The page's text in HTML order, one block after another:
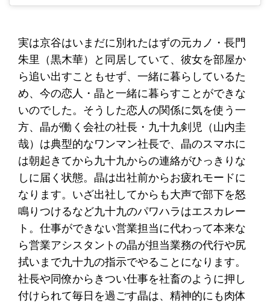
実は京谷はいまだに別れたはずの元カノ・長門
朱里（黒木華）と同居していて、彼女を部屋か
ら追い出すこともせず、一緒に暮らしているた
め、今の恋人・晶と一緒に暮らすことができな
いのでした。そうした恋人の関係に気を使う一
方、晶が働く会社の社長・九十九剣児（山内圭
哉）は典型的なワンマン社長で、晶のスマホに
は朝起きてから九十九からの連絡がひっきりな
しに届く状態。晶は出社前からお疲れモードに
なります。いざ出社してからも大声で部下を怒
鳴りつけるなど九十九のパワハラはエスカレー
ト。仕事ができない営業担当に代わって本来な
ら営業アシスタントの晶が担当業務の代行や尻
拭いまで九十九の指示でやることになります。
社長や同僚からきつい仕事を社畜のように押し
付けられて毎日を過ごす晶は、精神的にも肉体